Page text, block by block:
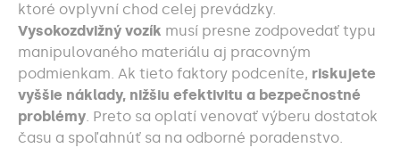
ktoré ovplyvní chod celej prevádzky.
Vysokozdvižný vozík musí presne zodpovedať typu
manipulovaného materiálu aj pracovným
podmienkam. Ak tieto faktory podceníte, riskujete
vyššie náklady, nižšiu efektivitu a bezpečnostné
problémy. Preto sa oplatí venovať výberu dostatok
času a spoľahnúť sa na odborné poradenstvo.